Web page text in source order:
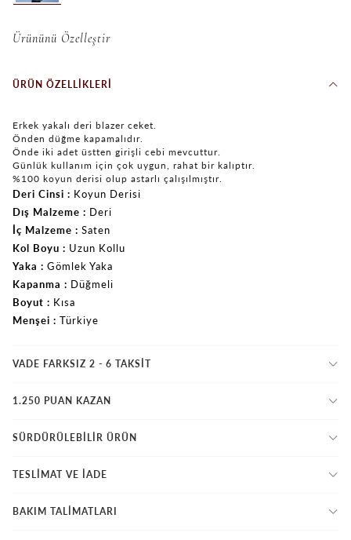
Ürününü Özelleştir
ÜRÜN ÖZELLIKLERI
Erkek yakalı deri blazer ceket.
Önden düğme kapamalıdır.
Önde iki adet üstten girişli cebi mevcuttur.
Günlük kullanım için çok uygun, rahat bir kalıptır.
%100 koyun derisi olup astarlı çalışılmıştır.
Deri Cinsi
Koyun Derisi
Dış Malzeme
Deri
İç Malzeme
Saten
Kol Boyu
Uzun Kollu
Yaka
Gömlek Yaka
Kapanma
Düğmeli
Boyut
Kısa
Menşei
Türkiye
VADE FARKSIZ 2 - 6 TAKSIT
1.250 PUAN KAZAN
SÜRDÜRÜLEBİLİR ÜRÜN
TESLİMAT VE İADE
BAKIM TALİMATLARI